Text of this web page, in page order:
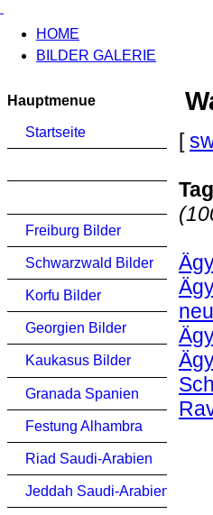
HOME
BILDER GALERIE
Hauptmenue
Startseite
Freiburg Bilder
Schwarzwald Bilder
Korfu Bilder
Georgien Bilder
Kaukasus Bilder
Granada Spanien
Festung Alhambra
Riad Saudi-Arabien
Jeddah Saudi-Arabien
[